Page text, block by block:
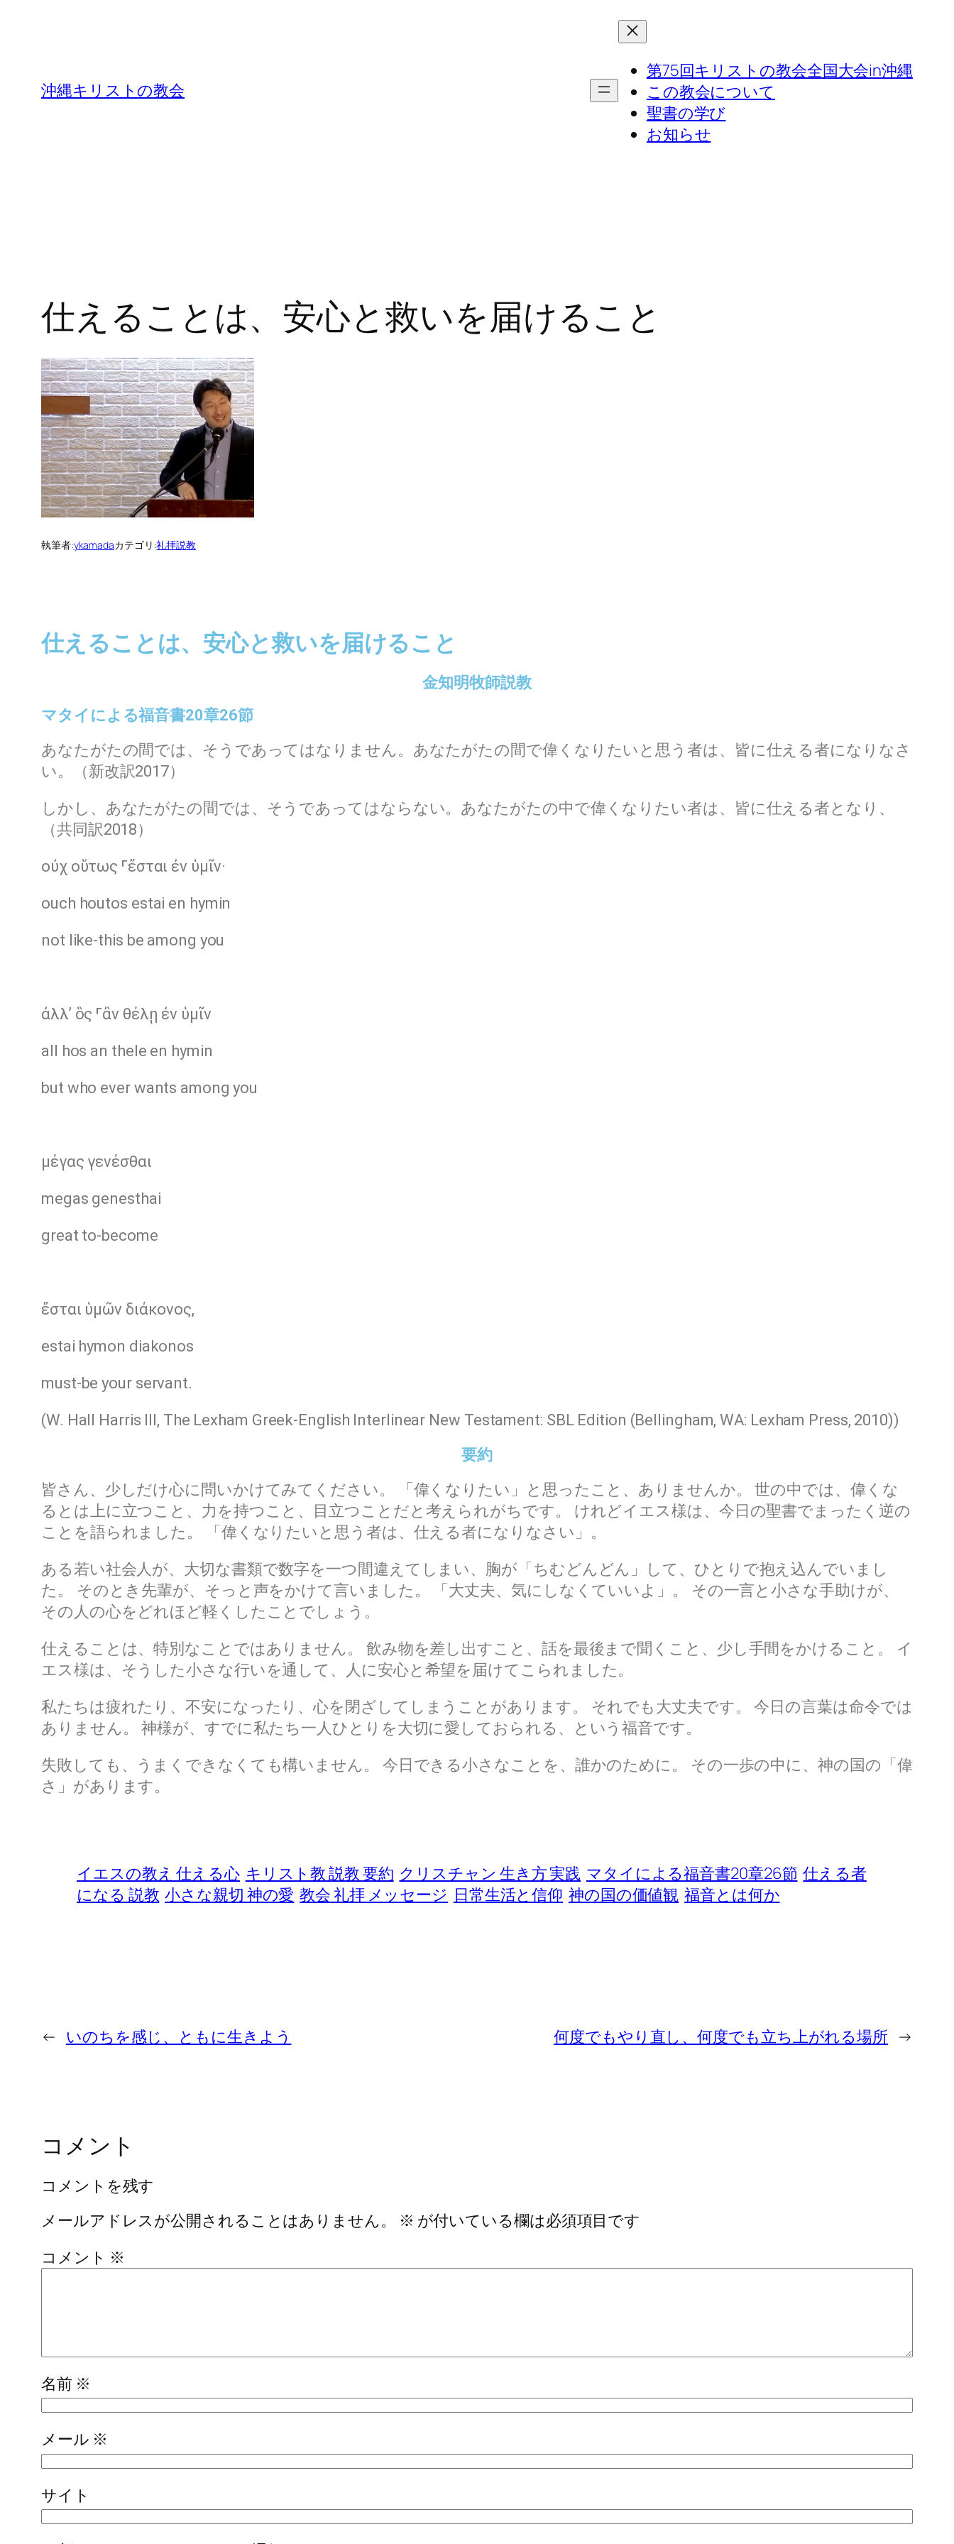
沖縄キリストの教会
第75回キリストの教会全国大会in沖縄
この教会について
聖書の学び
お知らせ
仕えることは、安心と救いを届けること
執筆者:ykamadaカテゴリ:礼拝説教
仕えることは、安心と救いを届けること
金知明牧師説教
マタイによる福音書20章26節
あなたがたの間では、そうであってはなりません。あなたがたの間で偉くなりたいと思う者は、皆に仕える者になりなさ
い。（新改訳2017）
しかし、あなたがたの間では、そうであってはならない。あなたがたの中で偉くなりたい者は、皆に仕える者となり、
（共同訳2018）
οὐχ οὕτως ⸀ἔσται ἐν ὑμῖν·
ouch houtos estai en hymin
not like-this be among you
ἀλλʼ ὃς ⸀ἂν θέλῃ ἐν ὑμῖν
all hos an thele en hymin
but who ever wants among you
μέγας γενέσθαι
megas genesthai
great to-become
ἔσται ὑμῶν διάκονος,
estai hymon diakonos
must-be your servant.
(W. Hall Harris III, The Lexham Greek-English Interlinear New Testament: SBL Edition (Bellingham, WA: Lexham Press, 2010))
要約
皆さん、少しだけ心に問いかけてみてください。 「偉くなりたい」と思ったこと、ありませんか。 世の中では、偉くな
るとは上に立つこと、力を持つこと、目立つことだと考えられがちです。 けれどイエス様は、今日の聖書でまったく逆の
ことを語られました。 「偉くなりたいと思う者は、仕える者になりなさい」。
ある若い社会人が、大切な書類で数字を一つ間違えてしまい、胸が「ちむどんどん」して、ひとりで抱え込んでいまし
た。 そのとき先輩が、そっと声をかけて言いました。 「大丈夫、気にしなくていいよ」。 その一言と小さな手助けが、
その人の心をどれほど軽くしたことでしょう。
仕えることは、特別なことではありません。 飲み物を差し出すこと、話を最後まで聞くこと、少し手間をかけること。 イ
エス様は、そうした小さな行いを通して、人に安心と希望を届けてこられました。
私たちは疲れたり、不安になったり、心を閉ざしてしまうことがあります。 それでも大丈夫です。 今日の言葉は命令では
ありません。 神様が、すでに私たち一人ひとりを大切に愛しておられる、という福音です。
失敗しても、うまくできなくても構いません。 今日できる小さなことを、誰かのために。 その一歩の中に、神の国の「偉
さ」があります。
イエスの教え 仕える心 キリスト教 説教 要約 クリスチャン 生き方 実践 マタイによる福音書20章26節 仕える者
になる 説教 小さな親切 神の愛 教会 礼拝 メッセージ 日常生活と信仰 神の国の価値観 福音とは何か
← いのちを感じ、ともに生きよう 何度でもやり直し、何度でも立ち上がれる場所 →
コメント
コメントを残す
メールアドレスが公開されることはありません。
※ が付いている欄は必須項目です
コメント ※
名前 ※
メール ※
サイト